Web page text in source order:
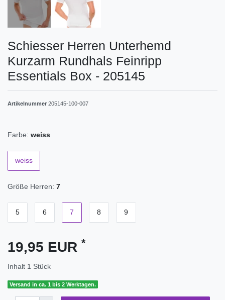
Schiesser Herren Unterhemd
Kurzarm Rundhals Feinripp
Essentials Box - 205145
Artikelnummer 205145-100-007
Farbe: weiss
weiss
Größe Herren: 7
5 6 7 8 9
19,95 EUR *
Inhalt 1 Stück
Versand in ca. 1 bis 2 Werktagen.